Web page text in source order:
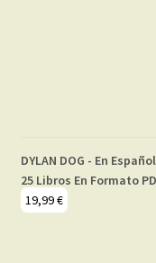
DYLAN DOG - En
25 Libros En Formato
19,99€